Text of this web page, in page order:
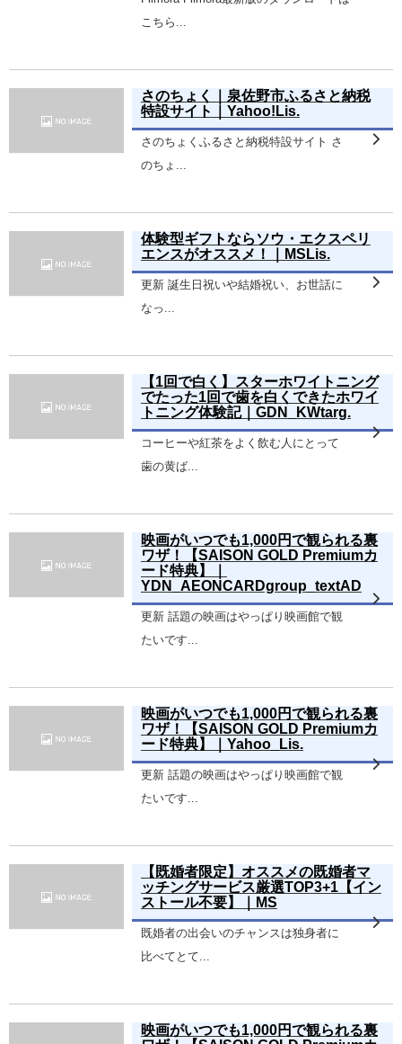
こちら...
さのちょく｜泉佐野市ふるさと納税
特設サイト｜Yahoo!Lis.
さのちょくふるさと納税特設サイト さ
のちょ...
体験型ギフトならソウ・エクスペリ
エンスがオススメ！｜MSLis.
更新 誕生日祝いや結婚祝い、お世話に
なっ...
【1回で白く】スターホワイトニング
でたった1回で歯を白くできたホワイ
トニング体験記｜GDN_KWtarg.
コーヒーや紅茶をよく飲む人にとって
歯の黄ば...
映画がいつでも1,000円で観られる裏
ワザ！【SAISON GOLD Premiumカ
ード特典】｜
YDN_AEONCARDgroup_textAD
更新 話題の映画はやっぱり映画館で観
たいです...
映画がいつでも1,000円で観られる裏
ワザ！【SAISON GOLD Premiumカ
ード特典】｜Yahoo_Lis.
更新 話題の映画はやっぱり映画館で観
たいです...
【既婚者限定】オススメの既婚者マ
ッチングサービス厳選TOP3+1【イン
ストール不要】｜MS
既婚者の出会いのチャンスは独身者に
比べてとて...
映画がいつでも1,000円で観られる裏